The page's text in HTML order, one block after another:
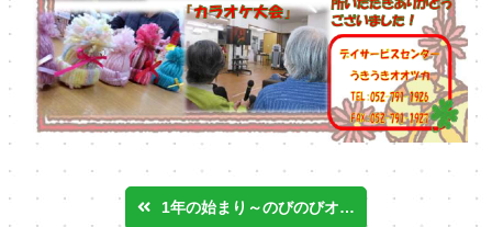
1年の始まり～のびのびオオツカ～